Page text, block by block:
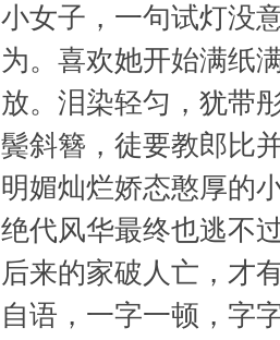
小女子，一句试灯没
为。喜欢她开始满纸
放。泪染轻匀，犹带
鬓斜簪，徒要教郎比
明媚灿烂娇态憨厚的
绝代风华最终也逃不
后来的家破人亡，才
自语，一字一顿，字